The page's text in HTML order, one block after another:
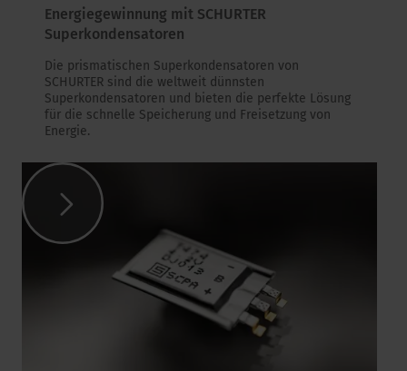
Energiegewinnung mit SCHURTER
Superkondensatoren
Die prismatischen Superkondensatoren von
SCHURTER sind die weltweit dünnsten
Superkondensatoren und bieten die perfekte Lösung
für die schnelle Speicherung und Freisetzung von
Energie.